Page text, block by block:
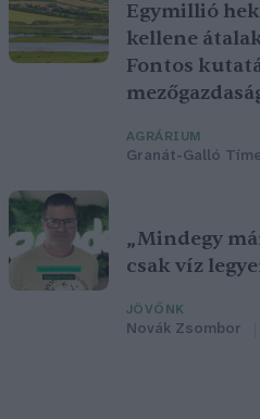
Egymillió
kellene
Fontos
AGRÁRIUM
Granát-Galló
„Mindegy
csak víz
JÖVŐNK
Novák Zsombor